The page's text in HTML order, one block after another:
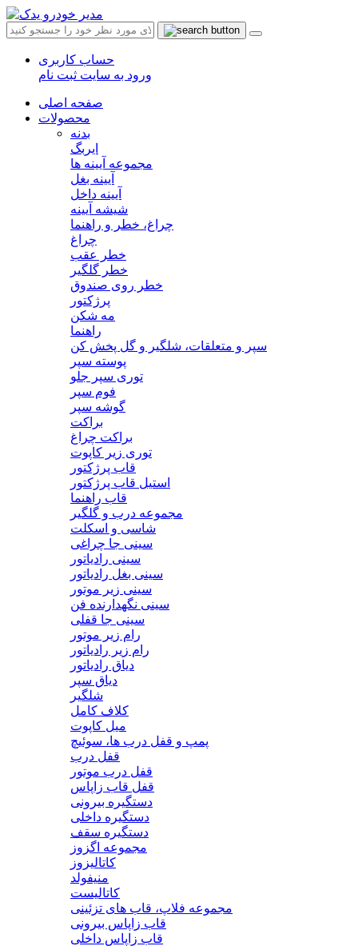
حساب کاربری
ورود به سایت ثبت نام
صفحه اصلی
محصولات
بدنه
ایربگ
مجموعه آیینه ها
آیینه بغل
آیینه داخل
شیشه آیینه
چراغ، خطر و راهنما
چراغ
خطر عقب
خطر گلگیر
خطر روی صندوق
پرژکتور
مه شکن
راهنما
سپر و متعلقات، شلگیر و گل پخش کن
پوسته سپر
توری سپر جلو
فوم سپر
گوشه سپر
براکت
براکت چراغ
توری زیر کاپوت
قاب پرژکتور
استیل قاب پرژکتور
قاب راهنما
مجموعه درب و گلگیر
شاسی و اسکلت
سینی جا چراغی
سینی رادیاتور
سینی بغل رادیاتور
سینی زیر موتور
سینی نگهدارنده فن
سینی جا قفلی
رام زیر موتور
رام زیر رادیاتور
دیاق رادیاتور
دیاق سپر
شلگیر
کلاف کامل
میل کاپوت
پمپ و قفل درب ها، سوئیچ
قفل درب
قفل درب موتور
قفل قاب زاپاس
دستگیره بیرونی
دستگیره داخلی
دستگیره سقف
مجموعه اگزوز
کاتالیزوز
منیفولد
کاتالیست
مجموعه فلاپ، قاب های تزئینی
قاب زاپاس بیرونی
قاب زاپاس داخلی